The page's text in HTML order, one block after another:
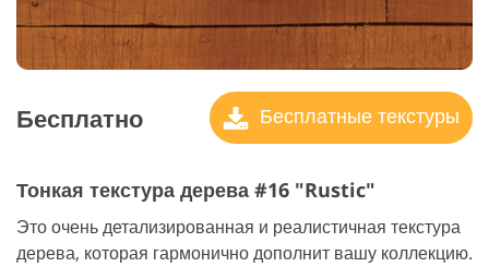
Бесплатно Бесплатные текстуры
Тонкая текстура дерева #16 "Rustic"
Это очень детализированная и реалистичная текстура
дерева, которая гармонично дополнит вашу коллекцию.